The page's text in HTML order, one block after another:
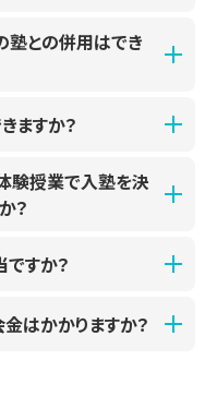
校などの学習相談から出願
行います。
す。
策補講も受講可能で、受講
るので、総合的な対策が行
す。
習と並行して受験対策を
ムをオーダーメイドで作成
との併用はでき
、他の習い事や塾（集団
さんも多くいらっしゃいま
ますか？
習スペースをご用意してい
中できる」と好評です。
合わせください
験授業で入塾を決
？
すか？
までにご連絡いただければ
はかかりますか？